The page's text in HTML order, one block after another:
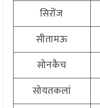
सिरोंज
सीतामऊ
सोनकैच
सोयतकलां